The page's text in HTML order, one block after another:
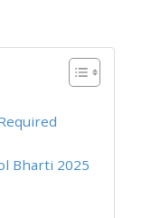
Bharti 2025